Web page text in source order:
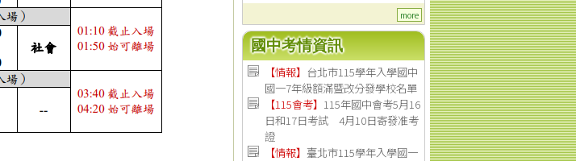
more
國中考情資訊
【情報】 台北市115學年入學國中
國一7年級額滿暨改分發學校名單
【115會考】 115年國中會考5月16
日和17日考試 4月10日寄發准考
證
【情報】 臺北市115學年入學國一